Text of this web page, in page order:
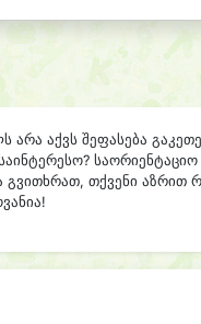
არა აქვს შეფასება
გვითხრათ, თქვენი აზრით